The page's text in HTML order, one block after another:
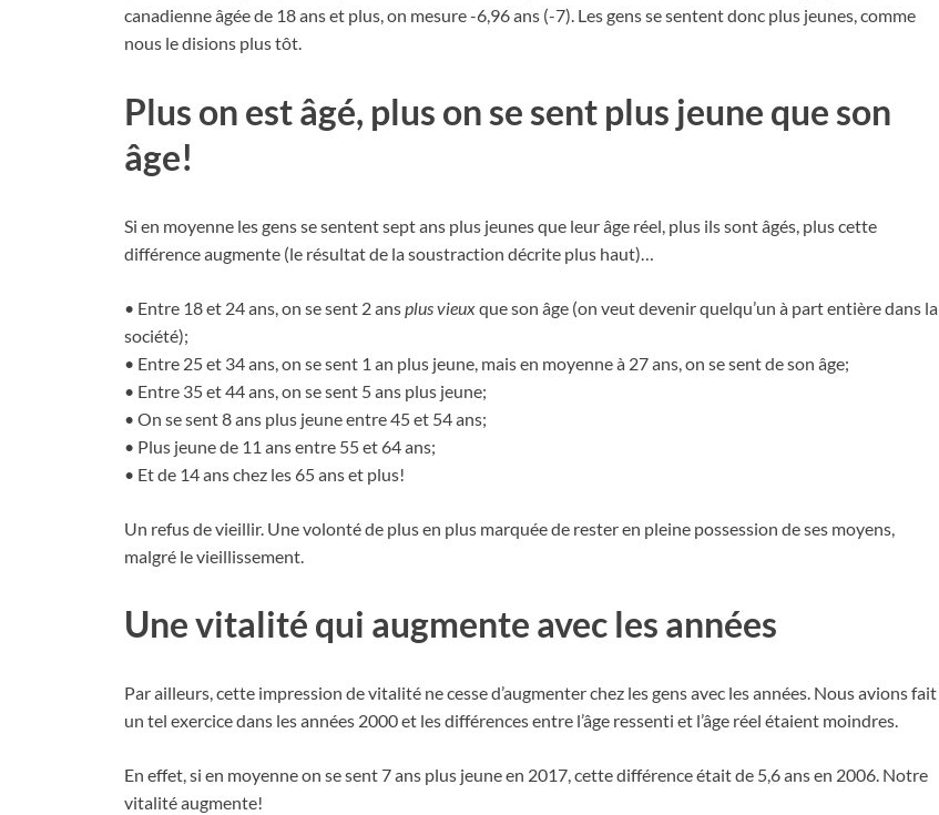
canadienne âgée de 18 ans et plus, on mesure -6,96 ans (-7). Les gens se sentent donc plus jeunes, comme
nous le disions plus tôt.
Plus on est âgé, plus on se sent plus jeune que son
âge!
Si en moyenne les gens se sentent sept ans plus jeunes que leur âge réel, plus ils sont âgés, plus cette
différence augmente (le résultat de la soustraction décrite plus haut)…
• Entre 18 et 24 ans, on se sent 2 ans plus vieuxque son âge (on veut devenir quelqu’un à part entière dans la
société);
• Entre 25 et 34 ans, on se sent 1 an plus jeune, mais en moyenne à 27 ans, on se sent de son âge;
• Entre 35 et 44 ans, on se sent 5 ans plus jeune;
• On se sent 8 ans plus jeune entre 45 et 54 ans;
• Plus jeune de 11 ans entre 55 et 64 ans;
• Et de 14 ans chez les 65 ans et plus!
Un refus de vieillir. Une volonté de plus en plus marquée de rester en pleine possession de ses moyens,
malgré le vieillissement.
Une vitalité qui augmente avec les années
Par ailleurs, cette impression de vitalité ne cesse d’augmenter chez les gens avec les années. Nous avions fait
un tel exercice dans les années 2000 et les différences entre l’âge ressenti et l’âge réel étaient moindres.
En effet, si en moyenne on se sent 7 ans plus jeune en 2017, cette différence était de 5,6 ans en 2006. Notre
vitalité augmente!